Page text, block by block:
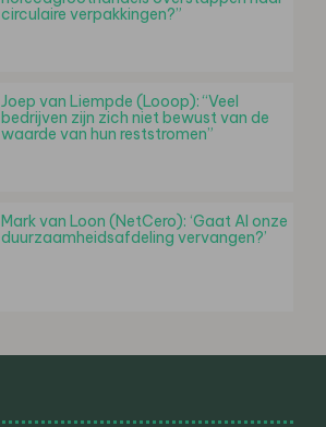
circulaire verpakkingen?”
Joep van Liempde (Looop): “Veel
bedrijven zijn zich niet bewust van de
waarde van hun reststromen”
Mark van Loon (NetCero): ‘Gaat AI onze
duurzaamheidsafdeling vervangen?’